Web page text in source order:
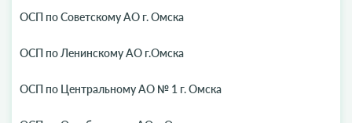
ОСП по Советскому АО г. Омска
ОСП по Ленинскому АО г.Омска
ОСП по Центральному АО № 1 г. Омска